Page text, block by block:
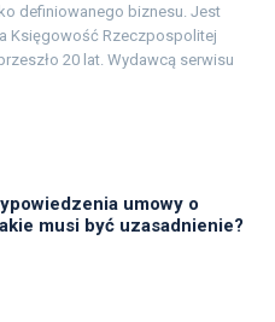
definiowanego biznesu. Jest
Księgowość Rzeczpospolitej
20 lat. Wydawcą serwisu
umowy o
musi być uzasadnienie?